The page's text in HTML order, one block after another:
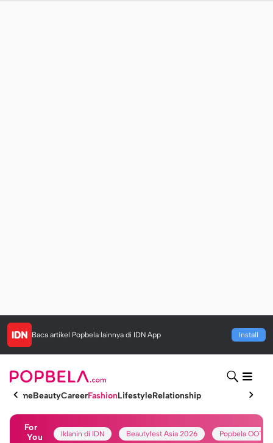
Baca artikel Popbela lainnya di IDN App Install
HomeBeautyCareerFashionLifestyleRelationship
For
You
Iklanin di IDN Beautyfest Asia 2026 Popbela OOTD